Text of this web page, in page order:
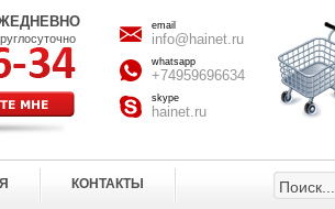
email
info@hainet.ru
whatsapp
+74959696634
skype
hainet.ru
КОНТАКТЫ